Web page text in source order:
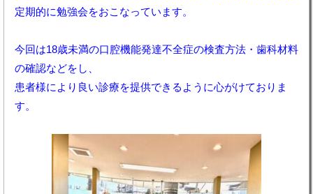
定期的に勉強会をおこなっています。
今回は18歳未満の口腔機能発達不全症の検査方法・歯科材料
の確認などをし、
患者様により良い診療を提供できるように心がけておりま
す。